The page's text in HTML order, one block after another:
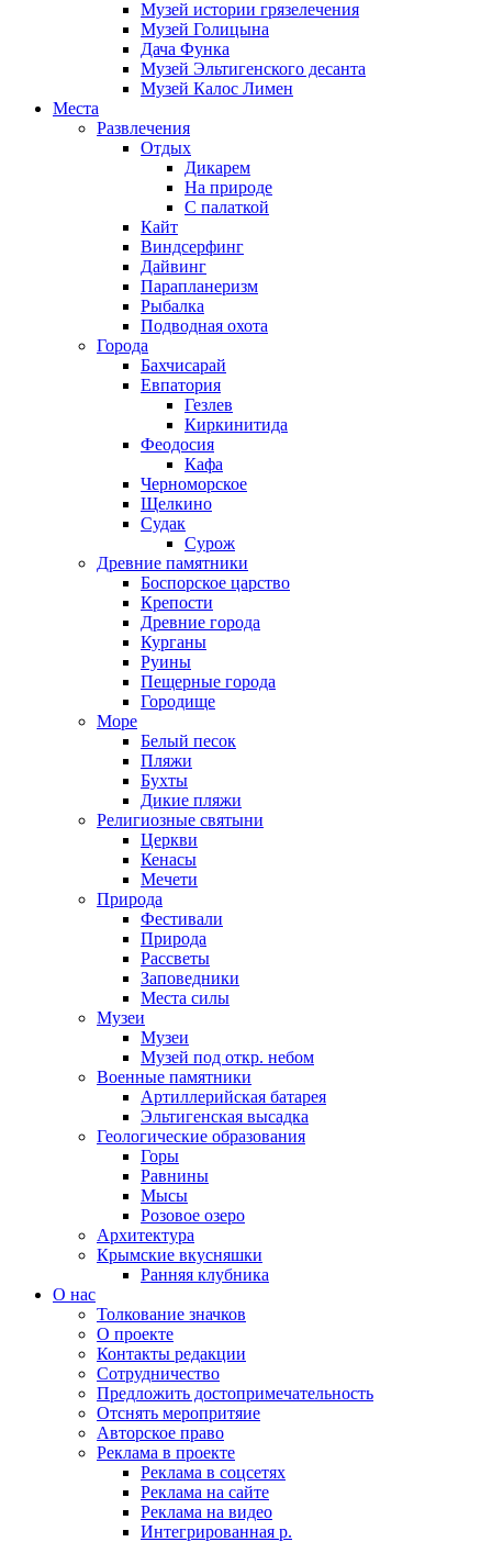
Музей истории грязелечения
Музей Голицына
Дача Функа
Музей Эльтигенского десанта
Музей Калос Лимен
Места
Развлечения
Отдых
Дикарем
На природе
С палаткой
Кайт
Виндсерфинг
Дайвинг
Парапланеризм
Рыбалка
Подводная охота
Города
Бахчисарай
Евпатория
Гезлев
Киркинитида
Феодосия
Кафа
Черноморское
Щелкино
Судак
Сурож
Древние памятники
Боспорское царство
Крепости
Древние города
Курганы
Руины
Пещерные города
Городище
Море
Белый песок
Пляжи
Бухты
Дикие пляжи
Религиозные святыни
Церкви
Кенасы
Мечети
Природа
Фестивали
Природа
Рассветы
Заповедники
Места силы
Музеи
Музеи
Музей под откр. небом
Военные памятники
Артиллерийская батарея
Эльтигенская высадка
Геологические образования
Горы
Равнины
Мысы
Розовое озеро
Архитектура
Крымские вкусняшки
Ранняя клубника
О нас
Толкование значков
О проекте
Контакты редакции
Сотрудничество
Предложить достопримечательность
Отснять меропритяие
Авторское право
Реклама в проекте
Реклама в соцсетях
Реклама на сайте
Реклама на видео
Интегрированная р.